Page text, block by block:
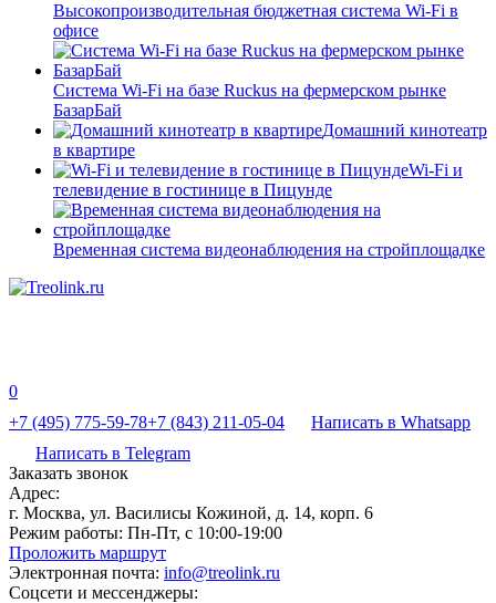
Высокопроизводительная бюджетная система Wi-Fi в
офисе
Система Wi-Fi на базе Ruckus на фермерском рынке
БазарБай
Домашний кинотеатр
в квартире
Wi-Fi и
телевидение в гостинице в Пицунде
Временная система видеонаблюдения на стройплощадке
0
+7 (495) 775-59-78+7 (843) 211-05-04
Написать в Whatsapp
Написать в Telegram
Заказать звонок
Адрес:
г. Москва, ул. Василисы Кожиной, д. 14, корп. 6
Режим работы: Пн-Пт, с 10:00-19:00
Проложить маршрут
Электронная почта: info@treolink.ru
Соцсети и мессенджеры: